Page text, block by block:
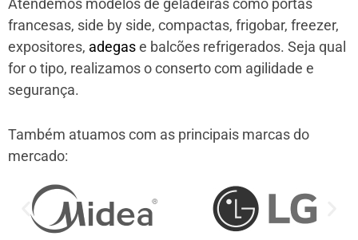
Atendemos modelos de geladeiras como portas
francesas, side by side, compactas, frigobar, freezer,
expositores, adegase balcões refrigerados. Seja qual
for o tipo, realizamos o conserto com agilidade e
segurança.
Também atuamos com as principais marcas do
mercado: